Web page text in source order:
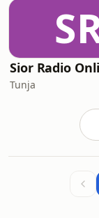
Sior Radio
Tunja